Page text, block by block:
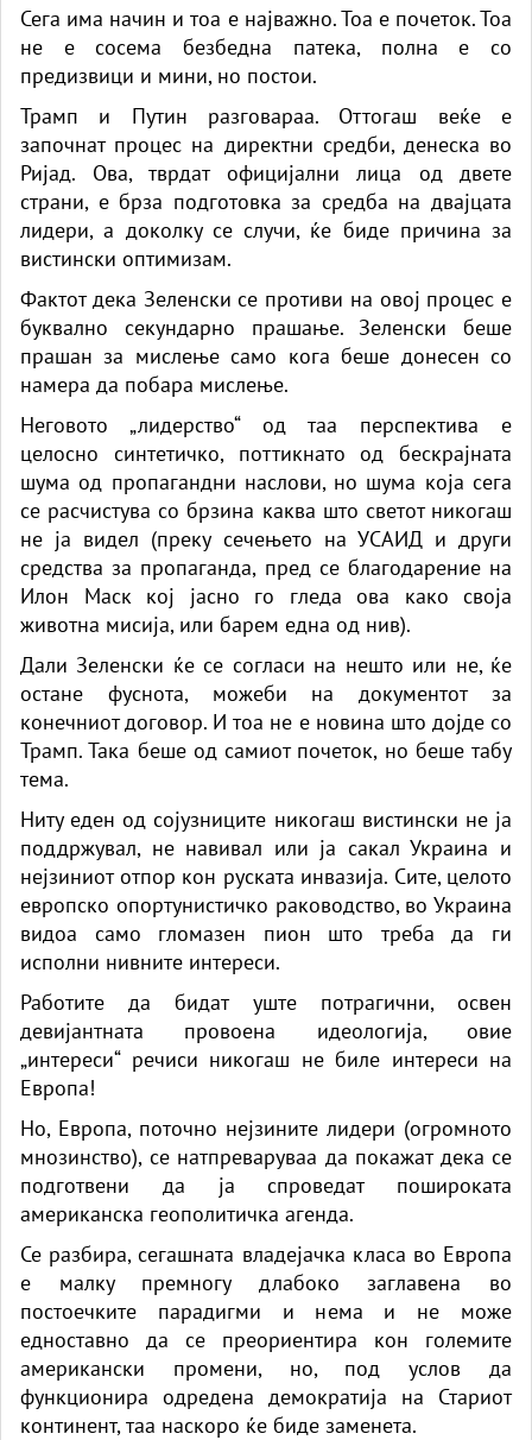
Сега има начин и тоа е најважно. Тоа е почеток. Тоа
не е сосема безбедна патека, полна е со
предизвици и мини, но постои.
Трамп и Путин разговараа. Оттогаш веќе е
започнат процес на директни средби, денеска во
Ријад. Ова, тврдат официјални лица од двете
страни, е брза подготовка за средба на двајцата
лидери, а доколку се случи, ќе биде причина за
вистински оптимизам.
Фактот дека Зеленски се противи на овој процес е
буквално секундарно прашање. Зеленски беше
прашан за мислење само кога беше донесен со
намера да побара мислење.
Неговото „лидерство“ од таа перспектива е
целосно синтетичко, поттикнато од бескрајната
шума од пропагандни наслови, но шума која сега
се расчистува со брзина каква што светот никогаш
не ја видел (преку сечењето на УСАИД и други
средства за пропаганда, пред се благодарение на
Илон Маск кој јасно го гледа ова како своја
животна мисија, или барем една од нив).
Дали Зеленски ќе се согласи на нешто или не, ќе
остане фуснота, можеби на документот за
конечниот договор. И тоа не е новина што дојде со
Трамп. Така беше од самиот почеток, но беше табу
тема.
Ниту еден од сојузниците никогаш вистински не ја
поддржувал, не навивал или ја сакал Украина и
нејзиниот отпор кон руската инвазија. Сите, целото
европско опортунистичко раководство, во Украина
видоа само гломазен пион што треба да ги
исполни нивните интереси.
Работите да бидат уште потрагични, освен
девијантната провоена идеологија, овие
„интереси“ речиси никогаш не биле интереси на
Европа!
Но, Европа, поточно нејзините лидери (огромното
мнозинство), се натпреваруваа да покажат дека се
подготвени да ја спроведат пошироката
американска геополитичка агенда.
Се разбира, сегашната владејачка класа во Европа
е малку премногу длабоко заглавена во
постоечките парадигми и нема и не може
едноставно да се преориентира кон големите
американски промени, но, под услов да
функционира одредена демократија на Стариот
континент, таа наскоро ќе биде заменета.